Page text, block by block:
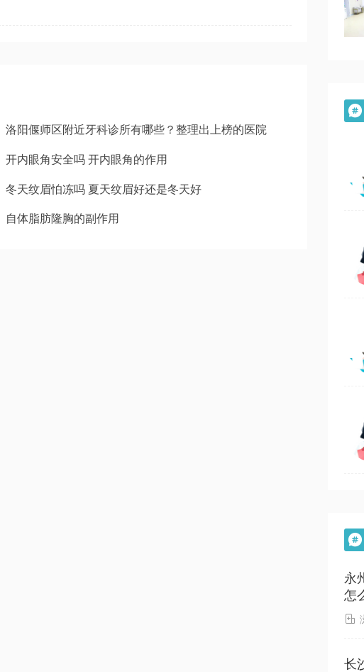
洛阳偃师区附近牙科诊所有哪些？整理出上榜的医院
开内眼角安全吗 开内眼角的作用
冬天纹眉怕冻吗 夏天纹眉好还是冬天好
自体脂肪隆胸的副作用


永
怎

长